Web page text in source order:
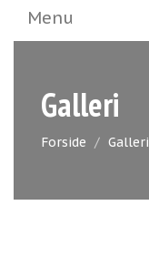
Menu
Galleri
Forside Galleri